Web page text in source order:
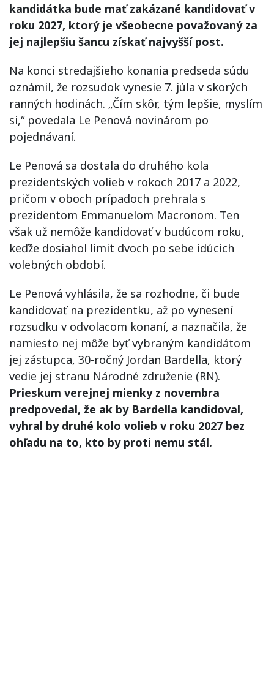
kandidátka bude mať zakázané kandidovať v
roku 2027, ktorý je všeobecne považovaný za
jej najlepšiu šancu získať najvyšší post.
Na konci stredajšieho konania predseda súdu
oznámil, že rozsudok vynesie 7. júla v skorých
ranných hodinách. „Čím skôr, tým lepšie, myslím
si,“ povedala Le Penová novinárom po
pojednávaní.
Le Penová sa dostala do druhého kola
prezidentských volieb v rokoch 2017 a 2022,
pričom v oboch prípadoch prehrala s
prezidentom Emmanuelom Macronom. Ten
však už nemôže kandidovať v budúcom roku,
keďže dosiahol limit dvoch po sebe idúcich
volebných období.
Le Penová vyhlásila, že sa rozhodne, či bude
kandidovať na prezidentku, až po vynesení
rozsudku v odvolacom konaní, a naznačila, že
namiesto nej môže byť vybraným kandidátom
jej zástupca, 30-ročný Jordan Bardella, ktorý
vedie jej stranu Národné združenie (RN).
Prieskum verejnej mienky z novembra
predpovedal, že ak by Bardella kandidoval,
vyhral by druhé kolo volieb v roku 2027 bez
ohľadu na to, kto by proti nemu stál.